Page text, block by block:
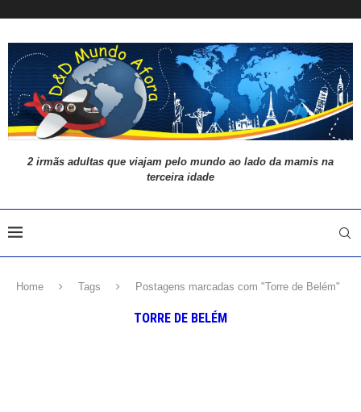
2 irmãs adultas que viajam pelo mundo ao lado da mamis na
terceira idade
Home Tags Postagens marcadas com "Torre de Belém"
TORRE DE BELÉM